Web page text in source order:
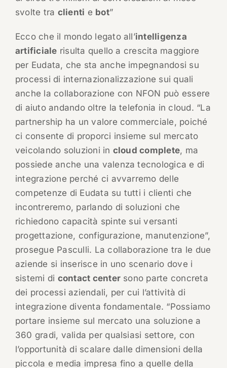
svolte tra clienti e bot”
Ecco che il mondo legato all’intelligenza
artificiale risulta quello a crescita maggiore
per Eudata, che sta anche impegnandosi su
processi di internazionalizzazione sui quali
anche la collaborazione con NFON può essere
di aiuto andando oltre la telefonia in cloud. “La
partnership ha un valore commerciale, poiché
ci consente di proporci insieme sul mercato
veicolando soluzioni in cloud complete, ma
possiede anche una valenza tecnologica e di
integrazione perché ci avvarremo delle
competenze di Eudata su tutti i clienti che
incontreremo, parlando di soluzioni che
richiedono capacità spinte sui versanti
progettazione, configurazione, manutenzione”,
prosegue Pasculli. La collaborazione tra le due
aziende si inserisce in uno scenario dove i
sistemi di contact center sono parte concreta
dei processi aziendali, per cui l’attività di
integrazione diventa fondamentale. “Possiamo
portare insieme sul mercato una soluzione a
360 gradi, valida per qualsiasi settore, con
l’opportunità di scalare dalle dimensioni della
piccola e media impresa fino a quelle della